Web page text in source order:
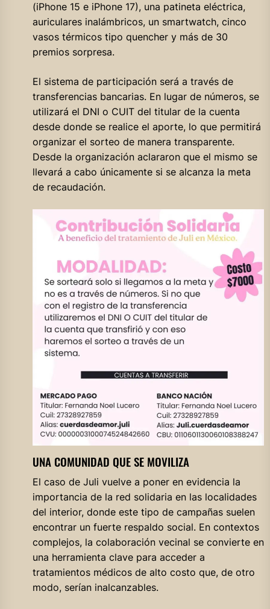
(iPhone 15 e iPhone 17), una patineta eléctrica,
auriculares inalámbricos, un smartwatch, cinco
vasos térmicos tipo quencher y más de 30
premios sorpresa.
El sistema de participación será a través de
transferencias bancarias. En lugar de números, se
utilizará el DNI o CUIT del titular de la cuenta
desde donde se realice el aporte, lo que permitirá
organizar el sorteo de manera transparente.
Desde la organización aclararon que el mismo se
llevará a cabo únicamente si se alcanza la meta
de recaudación.
UNA COMUNIDAD QUE SE MOVILIZA
El caso de Juli vuelve a poner en evidencia la
importancia de la red solidaria en las localidades
del interior, donde este tipo de campañas suelen
encontrar un fuerte respaldo social. En contextos
complejos, la colaboración vecinal se convierte en
una herramienta clave para acceder a
tratamientos médicos de alto costo que, de otro
modo, serían inalcanzables.